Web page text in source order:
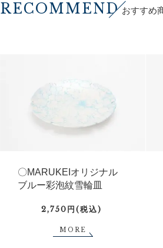
RECOMMEND おすすめ
〇MARUKEIオリジナル
ブルー彩泡紋雪輪皿
2,750円(税込)
MORE